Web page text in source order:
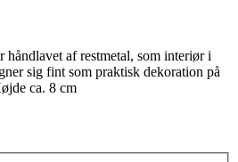
håndlavet af restmetal, som interiør i
sig fint som praktisk dekoration på
ca. 8 cm